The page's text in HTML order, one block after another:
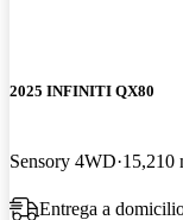
2025 INFINITI QX80
Sensory 4WD 15,210
Entrega a